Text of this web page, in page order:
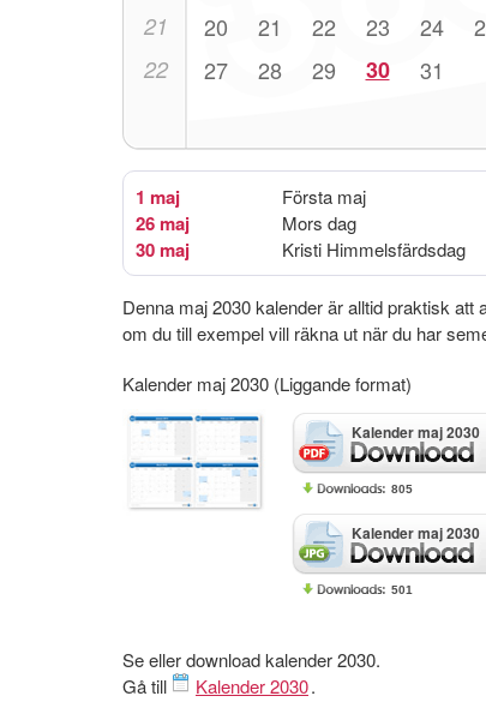
21 20 21 22 23 24
22 27 28 29 30 31
1 maj Första maj
26 maj Mors dag
30 maj Kristi Himmelsfärdsdag
Denna maj 2030 kalender är alltid praktisk att
om du till exempel vill räkna ut när du har
Kalender maj 2030 (Liggande format)
Kalender maj 2030
805
Kalender maj 2030
501
Se eller download kalender 2030.
Gå till
Kalender 2030.